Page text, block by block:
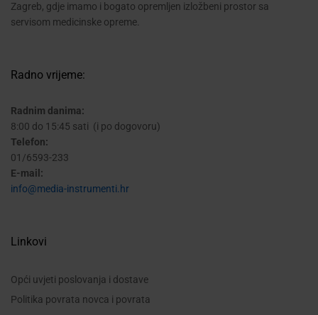
Zagreb, gdje imamo i bogato opremljen izložbeni prostor sa
servisom medicinske opreme.
Radno vrijeme:
Radnim danima:
8:00 do 15:45 sati (i po dogovoru)
Telefon:
01/6593-233
E-mail:
info@media-instrumenti.hr
Linkovi
Opći uvjeti poslovanja i dostave
Politika povrata novca i povrata